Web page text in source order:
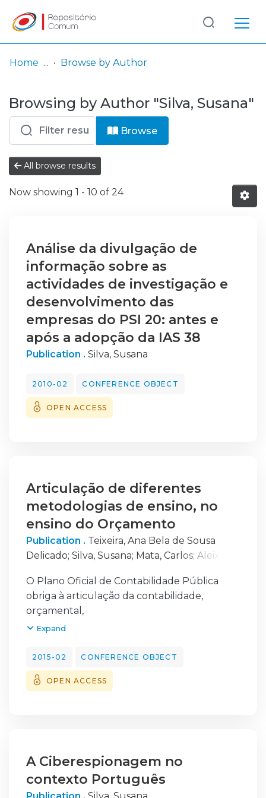
& Collections
Browse repository
Entities
Log
In
(current)
Home Browse by Author
Browsing by Author "Silva, Susana"
Browse
All browse results
Now showing 1 - 10 of 24
Análise da divulgação de
informação sobre as
actividades de investigação e
desenvolvimento das
empresas do PSI 20: antes e
após a adopção da IAS 38
Publication . Silva, Susana
2010-02 CONFERENCE OBJECT
OPEN ACCESS
Articulação de diferentes
metodologias de ensino, no
ensino do Orçamento
Publication . Teixeira, Ana Bela de Sousa
Delicado; Silva, Susana; Mata, Carlos; Aleixo,
O Plano Oficial de Contabilidade Pública
obriga à articulação da contabilidade,
orçamental,
patrimonial e analítica, no Setor Público
implementação da
contabilidade analítica, para planos setoriais.
O Plano Oficial de Contabilidade das
no setor autárquico, deverá, entre outros,
permitir o cálculo e divulgação de
indicadores que
Expand
2015-02 CONFERENCE OBJECT
OPEN ACCESS
A Ciberespionagem no
contexto Português